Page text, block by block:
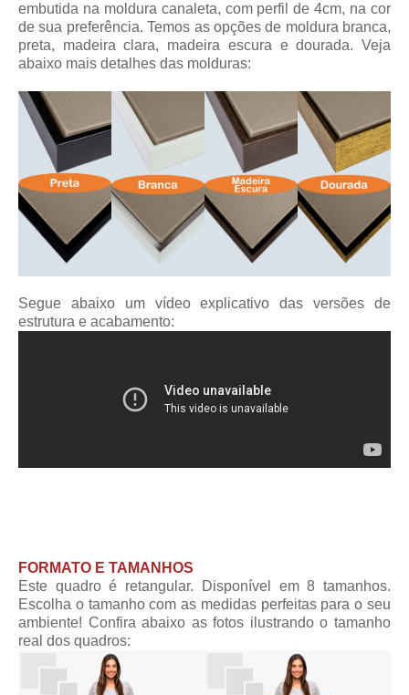
embutida na moldura canaleta, com perfil de 4cm, na cor
de sua preferência. Temos as opções de moldura branca,
preta, madeira clara, madeira escura e dourada. Veja
abaixo mais detalhes das molduras:
Segue abaixo um vídeo explicativo das versões de
estrutura e acabamento:
FORMATO E TAMANHOS
Este quadro é retangular. Disponível em 8 tamanhos.
Escolha o tamanho com as medidas perfeitas para o seu
ambiente! Confira abaixo as fotos ilustrando o tamanho
real dos quadros: